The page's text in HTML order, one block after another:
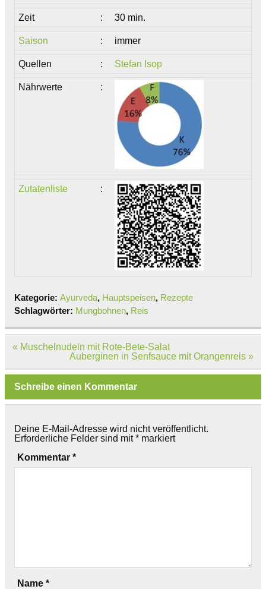
Zeit : 30 min.
Saison : immer
Quellen : Stefan Isop
Nährwerte :
Zutatenliste :
Kategorie: Ayurveda, Hauptspeisen, Rezepte
Schlagwörter: Mungbohnen, Reis
Beitragsnavigation
« Muschelnudeln mit Rote-Bete-Salat
Auberginen in Senfsauce mit Orangenreis »
Schreibe einen Kommentar
Deine E-Mail-Adresse wird nicht veröffentlicht.
Erforderliche Felder sind mit* markiert
Kommentar *
Name *